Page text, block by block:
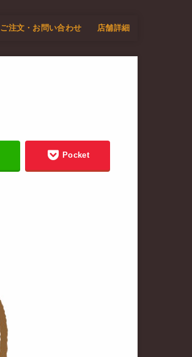
ご注文・お問い合わせ 店舗詳細
Pocket